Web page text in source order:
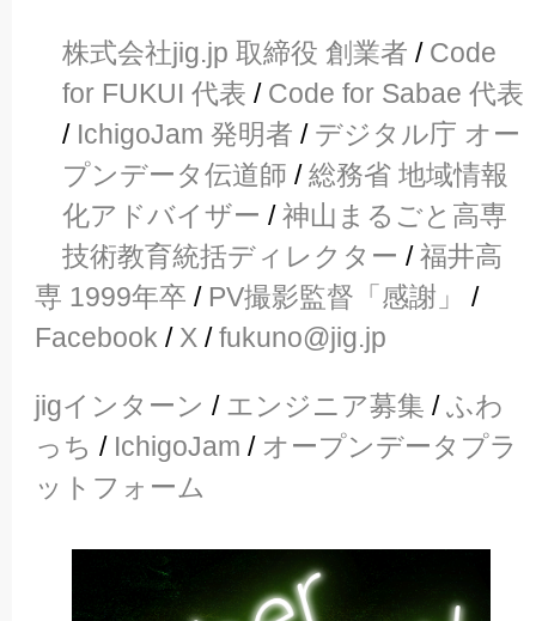
株式会社jig.jp 取締役 創業者 / Code
for FUKUI 代表 / Code for Sabae 代表
/ IchigoJam 発明者 / デジタル庁 オー
プンデータ伝道師 /総務省 地域情報
化アドバイザー /神山まるごと高専
技術教育統括ディレクター /福井高
専 1999年卒 / PV撮影監督「感謝」
/
Facebook / X /fukuno@jig.jp
jigインターン / エンジニア募集 /ふわ
っち / IchigoJam / オープンデータプラ
ットフォーム